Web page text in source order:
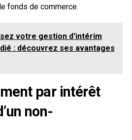
fonds de commerce.
votre gestion d'intérim
: découvrez ses avantages
par intérêt
non-